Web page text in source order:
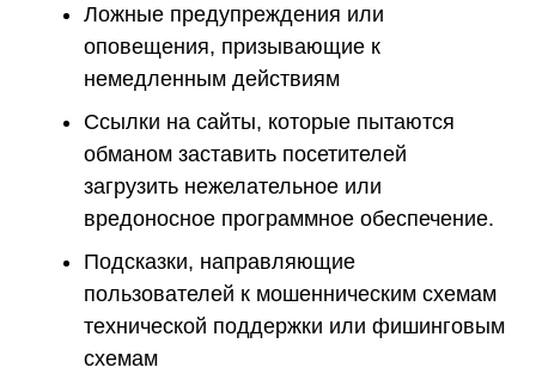
Ложные предупреждения или
оповещения, призывающие к
немедленным действиям
Ссылки на сайты, которые пытаются
обманом заставить посетителей
загрузить нежелательное или
вредоносное программное обеспечение.
Подсказки, направляющие
пользователей к мошенническим схемам
технической поддержки или фишинговым
схемам